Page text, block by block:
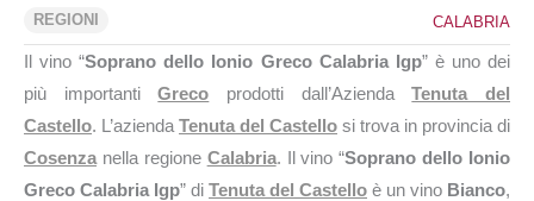
REGIONI CALABRIA
Il vino “Soprano dello Ionio Greco Calabria Igp” è uno dei
più importantiGreco prodotti dall’AziendaTenuta del
Castello. L’azienda Tenuta del Castello si trova in provincia di
Cosenza nella regione Calabria. Il vino “Soprano dello Ionio
Greco Calabria Igp” di Tenuta del Castello è un vino Bianco,